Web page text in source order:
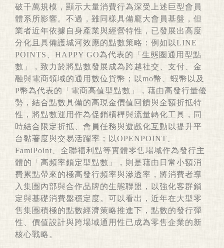
破千萬規模，顯示大量消費行為深受上述巨型會員
體系所影響。不過，雖同樣具備龐大會員基盤，但
業者近年依據自身產業與經營特性，已發展出高度
分化且具備護城河效應的點數策略：例如以LINE
POINTS、HAPPY GO為代表的「生態圈通用型點
數」，致力於將點數發展成為跨越社交、支付、金
融與電商領域的通用數位貨幣；以mo幣、蝦幣以及
P幣為代表的「電商高值型點數」，藉由高發行量優
勢，結合點數具備的高現金價值回饋與全額折抵特
性，將點數運用作為促銷槓桿與流量轉化工具，同
時結合限定折抵、會員任務與遊戲化互動以提升平
台黏著度與交易活躍率；以OPENPOINT、
FamiPoint、全聯福利點等實體零售場域作為發行主
體的「高頻率鎖定型點數」，則是藉由日常小額消
費累點帶來的極高發行頻率與滲透率，將消費者導
入集團內部與合作品牌的生態聯盟，以強化客群鎖
定與基礎消費盤穩定度。可以看出，近年在大型零
售集團積極的點數經濟策略推進下，點數的發行彈
性、價值設計與跨場域通用性已成為零售企業的新
核心戰略。